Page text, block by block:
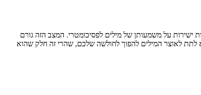
ישירות על משמעותן של מילים לפסיכומטרי. המצב הזה גורם
לתת לאוצר המילים להפוך לחולשה שלכם, שהרי זה חלק שהוא